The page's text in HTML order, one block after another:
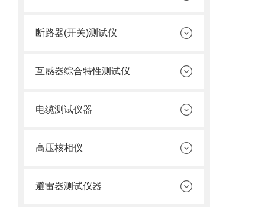
断路器(开关)测试仪
互感器综合特性测试仪
电缆测试仪器
高压核相仪
避雷器测试仪器